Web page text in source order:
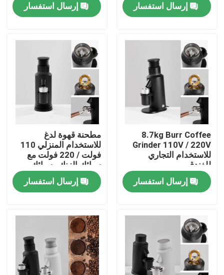
منتجات
عرض الواقع الافتراضي
معلومات عنا
جولة في المعمل
مراقبة الجودة
اتصل بنا
مطحنة حبوب البن
مطحنة القهوة
إرسال استفسار إرسال استفسار
8.7kg Burr Coffee
Grinder 110V / 220V
للاستخدام التجاري
للفندق
إرسال استفسار
مطحنة قهوة لدغ
للاستخدام المنزلي 110
فولت / 220 فولت مع
سبائك الزنك وسبائك
الألومنيوم
إرسال استفسار